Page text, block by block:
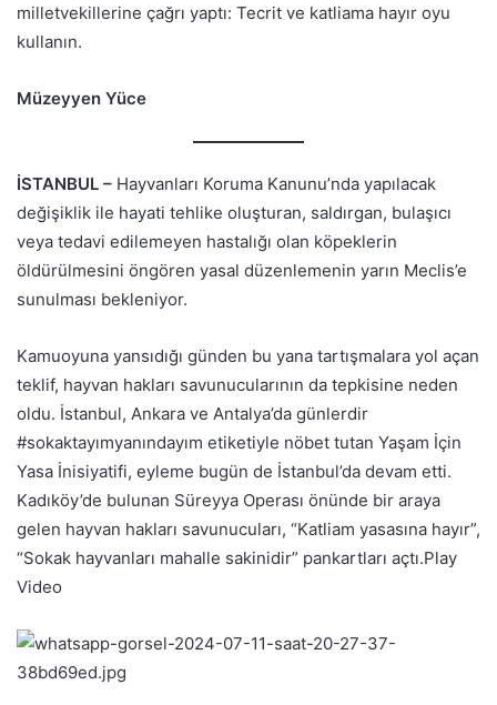
milletvekillerine çağrı yaptı: Tecrit ve katliama hayır oyu
kullanın.
Müzeyyen Yüce
İSTANBUL – Hayvanları Koruma Kanunu’nda yapılacak
değişiklik ile hayati tehlike oluşturan, saldırgan, bulaşıcı
veya tedavi edilemeyen hastalığı olan köpeklerin
öldürülmesini öngören yasal düzenlemenin yarın Meclis’e
sunulması bekleniyor.
Kamuoyuna yansıdığı günden bu yana tartışmalara yol açan
teklif, hayvan hakları savunucularının da tepkisine neden
oldu. İstanbul, Ankara ve Antalya’da günlerdir
#sokaktayımyanındayım etiketiyle nöbet tutan Yaşam İçin
Yasa İnisiyatifi, eyleme bugün de İstanbul’da devam etti.
Kadıköy’de bulunan Süreyya Operası önünde bir araya
gelen hayvan hakları savunucuları, “Katliam yasasına hayır”,
“Sokak hayvanları mahalle sakinidir” pankartları açtı.Play
Video